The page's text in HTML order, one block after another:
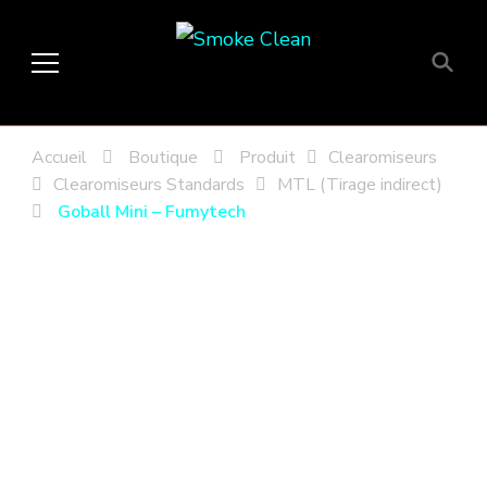
Smoke Clean
Accueil Boutique Produit
Clearomiseurs
Clearomiseurs Standards
MTL (Tirage indirect)
Goball Mini – Fumytech